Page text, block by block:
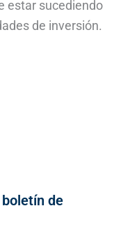
estar sucediendo
de inversión.
de